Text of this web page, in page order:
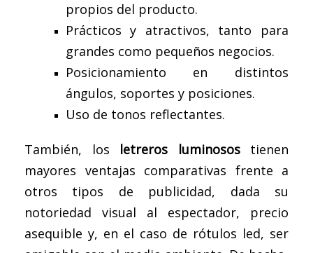
propios del producto.
Prácticos y atractivos, tanto para
grandes como pequeños negocios.
Posicionamiento en distintos
ángulos, soportes y posiciones.
Uso de tonos reflectantes.
También, los letreros luminosostienen
mayores ventajas comparativas frente a
otros tipos de publicidad, dada su
notoriedad visual al espectador, precio
asequible y, en el caso de rótulos led, ser